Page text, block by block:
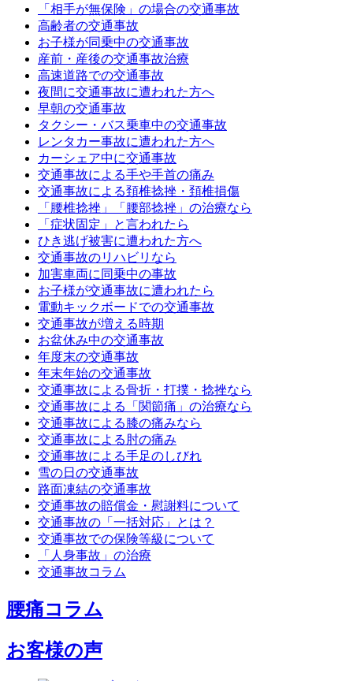
「相手が無保険」の場合の交通事故
高齢者の交通事故
お子様が同乗中の交通事故
産前・産後の交通事故治療
高速道路での交通事故
夜間に交通事故に遭われた方へ
早朝の交通事故
タクシー・バス乗車中の交通事故
レンタカー事故に遭われた方へ
カーシェア中に交通事故
交通事故による手や手首の痛み
交通事故による頚椎捻挫・頚椎損傷
「腰椎捻挫」「腰部捻挫」の治療なら
「症状固定」と言われたら
ひき逃げ被害に遭われた方へ
交通事故のリハビリなら
加害車両に同乗中の事故
お子様が交通事故に遭われたら
電動キックボードでの交通事故
交通事故が増える時期
お盆休み中の交通事故
年度末の交通事故
年末年始の交通事故
交通事故による骨折・打撲・捻挫なら
交通事故による「関節痛」の治療なら
交通事故による膝の痛みなら
交通事故による肘の痛み
交通事故による手足のしびれ
雪の日の交通事故
路面凍結の交通事故
交通事故の賠償金・慰謝料について
交通事故の「一括対応」とは？
交通事故での保険等級について
「人身事故」の治療
交通事故コラム
腰痛コラム
お客様の声